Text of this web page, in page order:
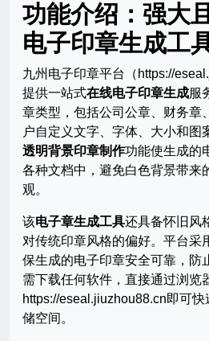
功能介绍：强大
电子印章生成工
九州电子印章平台（https://
提供一站式在线电子印章生成服
章类型，包括公司公章、财务章
户自定义文字、字体、大小和图
透明背景印章制作功能使生成的
各种文档中，避免白色背景带来
观。
该电子章生成工具还具备怀旧风
对传统印章风格的偏好。平台采
保生成的电子印章安全可靠，防
需下载任何软件，直接通过浏览
https://eseal.jiuzhou88.cn即可
储空间。